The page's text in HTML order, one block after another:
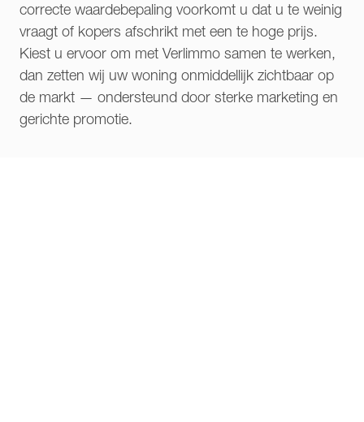
correcte waardebepaling voorkomt u dat u te weinig
vraagt of kopers afschrikt met een te hoge prijs.
Kiest u ervoor om met Verlimmo samen te werken,
dan zetten wij uw woning onmiddellijk zichtbaar op
de markt — ondersteund door sterke marketing en
gerichte promotie.